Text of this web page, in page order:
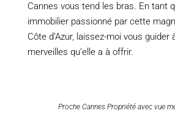
Cannes vous tend les bras. En tant
immobilier passionné par cette
Côte d’Azur, laissez-moi vous guider
merveilles qu’elle a à offrir.
Proche Cannes Propriété avec vue